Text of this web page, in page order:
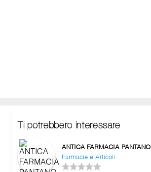
Ti potrebbero interessare
ANTICA FARMACIA PANTANO
Farmacie e Articoli